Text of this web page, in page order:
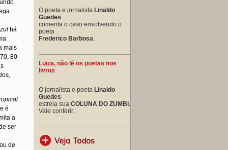
há
mais
80
é
a
ser
de
O poeta e jornalista Linaldo
Guedes
comenta o caso envolvendo o
poeta
Frederico Barbosa.
Luiza, não lê os poetas nos
livros
O jornalista e poeta Linaldo
Guedes
estreia sua COLUNA DO ZUMBI .
Vale conferir.